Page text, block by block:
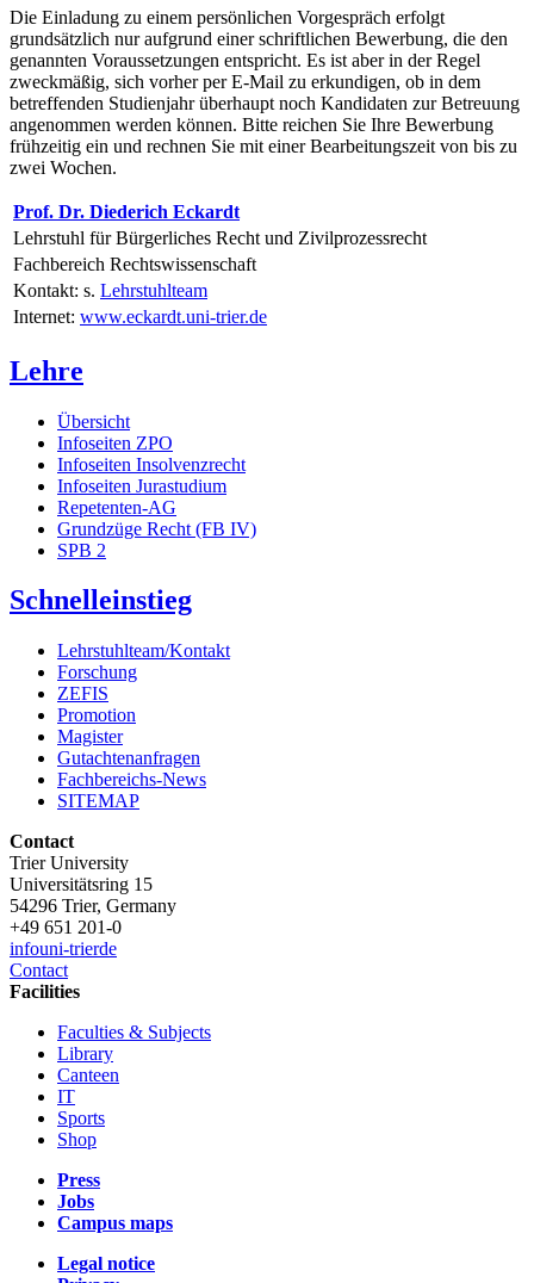
Die Einladung zu einem persönlichen Vorgespräch erfolgt
grundsätzlich nur aufgrund einer schriftlichen Bewerbung, die den
genannten Voraussetzungen entspricht. Es ist aber in der Regel
zweckmäßig, sich vorher per E-Mail zu erkundigen, ob in dem
betreffenden Studienjahr überhaupt noch Kandidaten zur Betreuung
angenommen werden können. Bitte reichen Sie Ihre Bewerbung
frühzeitig ein und rechnen Sie mit einer Bearbeitungszeit von bis zu
zwei Wochen.
Prof. Dr. Diederich Eckardt
Lehrstuhl für Bürgerliches Recht und Zivilprozessrecht
Fachbereich Rechtswissenschaft
Kontakt: s. Lehrstuhlteam
Internet: www.eckardt.uni-trier.de
Lehre
Übersicht
Infoseiten ZPO
Infoseiten Insolvenzrecht
Infoseiten Jurastudium
Repetenten-AG
Grundzüge Recht (FB IV)
SPB 2
Schnelleinstieg
Lehrstuhlteam/Kontakt
Forschung
ZEFIS
Promotion
Magister
Gutachtenanfragen
Fachbereichs-News
SITEMAP
Contact
Trier University
Universitätsring 15
54296 Trier, Germany
+49 651 201-0
infouni-trierde
Contact
Facilities
Faculties & Subjects
Library
Canteen
IT
Sports
Shop
Press
Jobs
Campus maps
Legal notice